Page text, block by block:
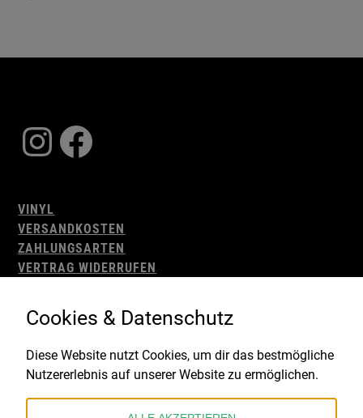
Instagram
Facebook
VINYL
VERSANDKOSTEN
ZAHLUNGSARTEN
VERTRAG WIDERRUFEN
WIDERRUFSBELEHRUNG
IMPRESSUM
Gefördert durch:
Cookies & Datenschutz
Diese Website nutzt Cookies, um dir das bestmögliche
Nutzererlebnis auf unserer Website zu ermöglichen.